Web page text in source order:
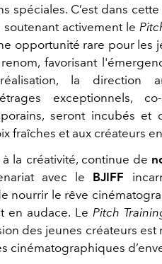
spéciales. C’est dans
activement le
opportunité rare pour les
favorisant
la direction
exceptionnels,
seront incubés et
fraîches et aux créateurs
la créativité, continue de
avec le BJIFF
nourrir le rêve
en audace. Le Pitch
des jeunes créateurs est
cinématographiques